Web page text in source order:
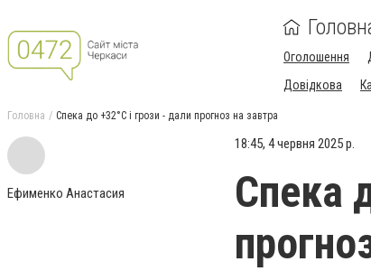
Оголошення
Довідкова
Головна Спека до +32°С і грози - дали прогноз на завтра
Ефименко Анастасия
18:45, 4 червня 2025 р.
Спека